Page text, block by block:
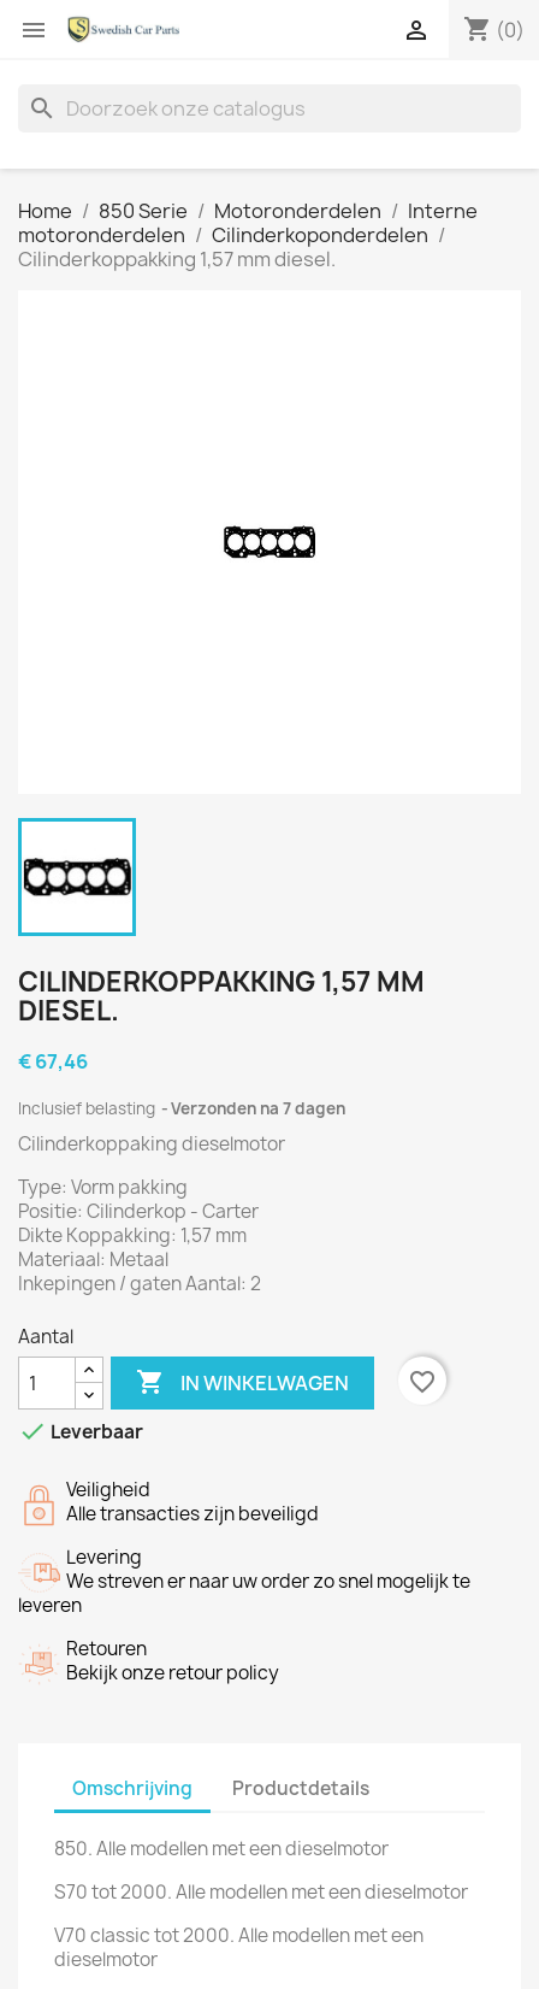
 shopping_cart (0)

search
Home 850 Serie Motoronderdelen
Interne
motoronderdelen
Cilinderkoponderdelen
Cilinderkoppakking 1,57 mm diesel.
CILINDERKOPPAKKING 1,57 MM
DIESEL.
€ 67,46
Inclusief belasting Verzonden na 7 dagen
Cilinderkoppaking dieselmotor
Type: Vormpakking
Positie: Cilinderkop -Carter
DikteKoppakking: 1,57 mm
Materiaal: Metaal
Inkepingen/gatenAantal: 2
Aantal
 IN WINKELWAGEN
favorite_border
 Leverbaar
Veiligheid
Alle transacties zijn beveiligd
Levering
We streven er naar uw order zo snel mogelijk te
leveren
Retouren
Bekijk onze retour policy
Omschrijving Productdetails
850. Alle modellen met een dieselmotor
S70 tot 2000. Alle modellen met een dieselmotor
V70 classic tot 2000. Alle modellen met een
dieselmotor